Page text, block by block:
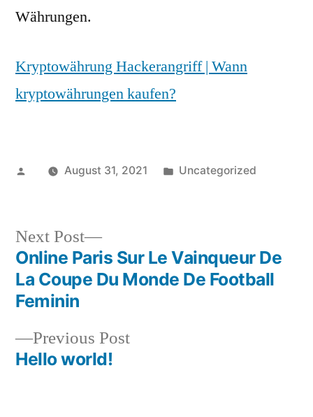
Währungen.
Kryptowährung Hackerangriff | Wann
kryptowährungen kaufen?
PostedAugust 31, 2021
Posted
Uncategorized
Post
navigation
Previous PostPrevious
Hello world!
Next Post
Next
post:
Online Paris Sur Le Vainqueur De
La Coupe Du Monde De Football
Feminin